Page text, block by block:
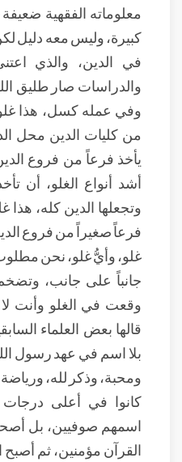
معلوماته الفقهية
كبيرة، وليس معه دليل
في الدين، والذي
والدراسات صار طليق
وفي عمله كسل، هذا
من كليات الدين محل
يأخذ فرعاً من فروع
أشد أنواع الغلو، أن
وتجعلها الدين كله، هذا
فرعاً صغيراً من فروع
غلو، وأيُّ غلو، نحن
جانباً على جانب،
وقعت في الغلو وأنت
قالها بعض العلماء
بلا اسم في عهد رسول
ومحبة، وذكر لله،
كانوا في أعلى
اسمهم صوفيين، بل
القرآن مؤمنين، ثم